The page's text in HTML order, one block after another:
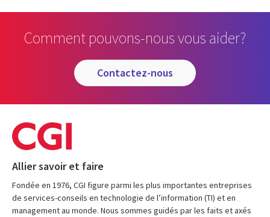
Comment pouvons-nous vous aider?
contactez-nous
Allier savoir et faire
Fondée en 1976, CGI figure parmi les plus importantes entreprises
de services-conseils en technologie de l’information (TI) et en
management au monde. Nous sommes guidés par les faits et axés